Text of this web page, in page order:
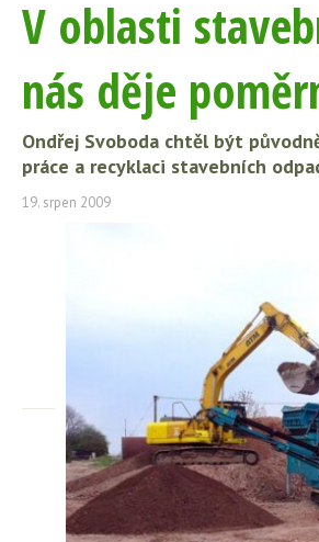
V oblasti
nás děje
Ondřej Svoboda chtěl být
práce a recyklaci stavebních
19. srpen 2009